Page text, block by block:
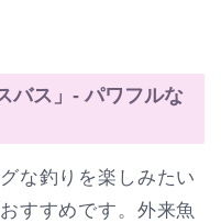
バス」- パワフルな
な釣りを楽しみたい
すすめです。外来魚